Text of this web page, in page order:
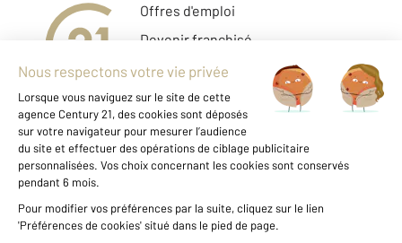
Offres d'emploi
Devenir franchisé
Entreprise et commerce
Fine Homes & Estates
International